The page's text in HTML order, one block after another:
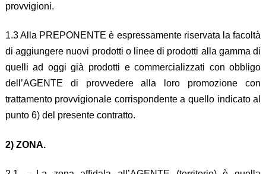
provvigioni.
1.3 Alla PREPONENTE è espressamente riservata la facoltà
di aggiungere nuovi prodotti o linee di prodotti alla gamma di
quelli ad oggi già prodotti e commercializzati con obbligo
dell’AGENTE di provvedere alla loro promozione con
trattamento provvigionale corrispondente a quello indicato al
punto 6) del presente contratto.
2) ZONA.